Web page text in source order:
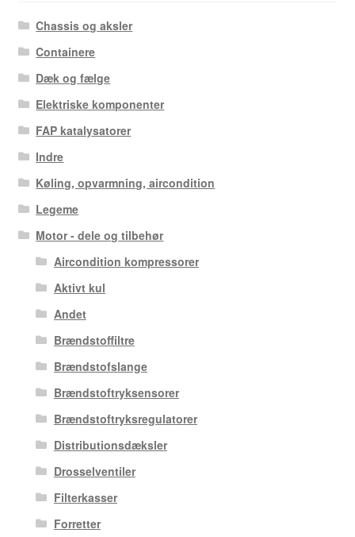
Chassis og aksler
Containere
Dæk og fælge
Elektriske komponenter
FAP katalysatorer
Indre
Køling, opvarmning, aircondition
Legeme
Motor - dele og tilbehør
Aircondition kompressorer
Aktivt kul
Andet
Brændstoffiltre
Brændstofslange
Brændstoftryksensorer
Brændstoftryksregulatorer
Distributionsdæksler
Drosselventiler
Filterkasser
Forretter